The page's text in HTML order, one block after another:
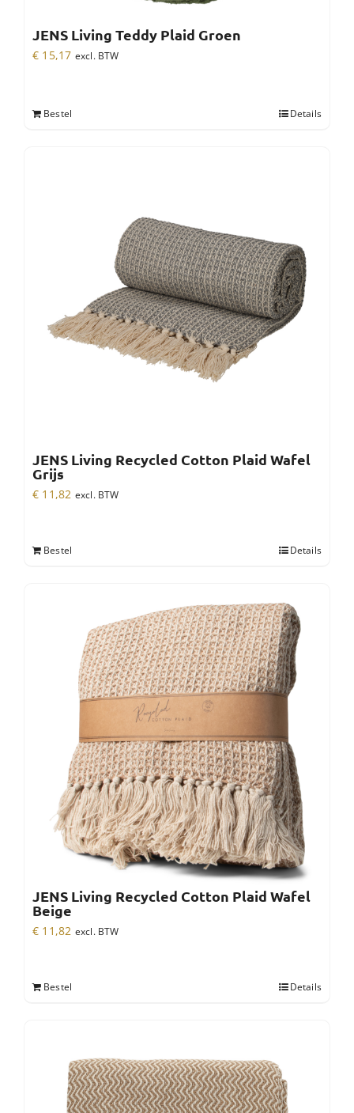
JENS Living Teddy Plaid Groen
€ 15,17 excl. BTW
Bestel Details
JENS Living Recycled Cotton Plaid Wafel
Grijs
€ 11,82 excl. BTW
Bestel Details
JENS Living Recycled Cotton Plaid Wafel
Beige
€ 11,82 excl. BTW
Bestel Details